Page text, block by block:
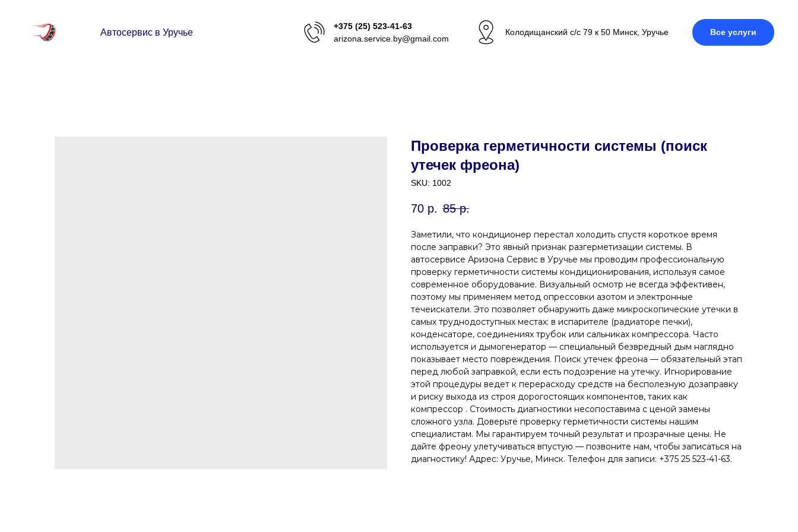
Автосервис в Уручье
+375 (25) 523-41-63
arizona.service.by@gmail.com
Колодищанский с/с 79 к 50 Минск, Уручье Все услуги
Проверка герметичности системы (поиск
утечек фреона)
SKU: 1002
70 р. 85 р.
Заметили, что кондиционер перестал холодить спустя короткое время
после заправки? Это явный признак разгерметизации системы. В
автосервисе Аризона Сервис в Уручье мы проводим профессиональную
проверку герметичности системы кондиционирования, используя самое
современное оборудование. Визуальный осмотр не всегда эффективен,
поэтому мы применяем метод опрессовки азотом и электронные
течеискатели. Это позволяет обнаружить даже микроскопические утечки в
самых труднодоступных местах: в испарителе (радиаторе печки),
конденсаторе, соединениях трубок или сальниках компрессора. Часто
используется и дымогенератор — специальный безвредный дым наглядно
показывает место повреждения. Поиск утечек фреона — обязательный этап
перед любой заправкой, если есть подозрение на утечку. Игнорирование
этой процедуры ведет к перерасходу средств на бесполезную дозаправку
и риску выхода из строя дорогостоящих компонентов, таких как
компрессор . Стоимость диагностики несопоставима с ценой замены
сложного узла. Доверьте проверку герметичности системы нашим
специалистам. Мы гарантируем точный результат и прозрачные цены. Не
дайте фреону улетучиваться впустую — позвоните нам, чтобы записаться на
диагностику! Адрес: Уручье, Минск. Телефон для записи: +375 25 523-41-63.